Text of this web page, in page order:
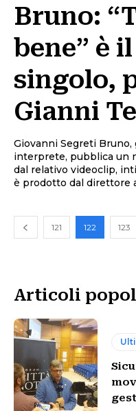
Bruno:
bene” è
singolo,
Gianni
Giovanni Segreti
interprete, pubblica un
dal relativo videoclip,
è prodotto dal direttore
121 122 123
Articoli